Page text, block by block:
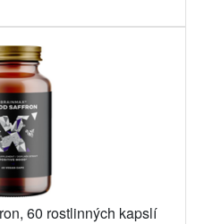
60 rostlinných kapslí